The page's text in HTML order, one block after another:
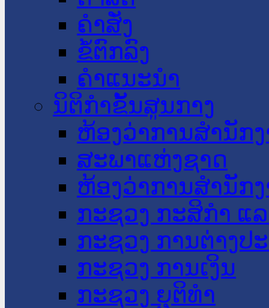
ຄໍາສັ່ງ
ຂໍ້ຕົກລົງ
ຄໍາແນະນໍາ
ນິຕິກໍາຂັ້ນສູນກາງ
ຫ້ອງວ່າການສໍານັກ
ສະພາແຫ່ງຊາດ
ຫ້ອງວ່າການສຳນັກ
ກະຊວງ ກະສິກຳ ແ
ກະຊວງ ການຕ່າງປ
ກະຊວງ ການເງິນ
ກະຊວງ ຍຸຕິທໍາ